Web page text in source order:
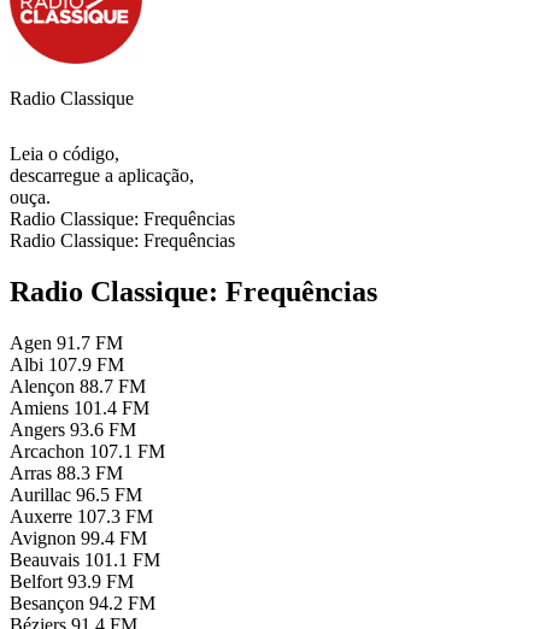
Radio Classique
Leia o código,
descarregue a aplicação,
ouça.
Radio Classique: Frequências
Radio Classique: Frequências
Radio Classique: Frequências
Agen 91.7 FM
Albi 107.9 FM
Alençon 88.7 FM
Amiens 101.4 FM
Angers 93.6 FM
Arcachon 107.1 FM
Arras 88.3 FM
Aurillac 96.5 FM
Auxerre 107.3 FM
Avignon 99.4 FM
Beauvais 101.1 FM
Belfort 93.9 FM
Besançon 94.2 FM
Béziers 91.4 FM